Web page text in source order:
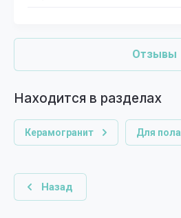
Отзывы
Находится в разделах
Керамогранит Для пола
Назад